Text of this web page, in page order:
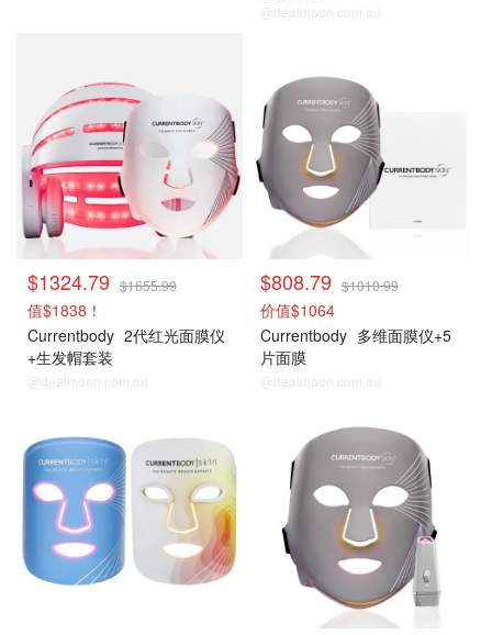
@dealmoon.com.au
$1324.79 $1655.99
值$1838！
Currentbody 2代红光面膜仪
+生发帽套装
@dealmoon.com.au
$808.79 $1010.99
价值$1064
Currentbody 多维面膜仪+5
片面膜
@dealmoon.com.au